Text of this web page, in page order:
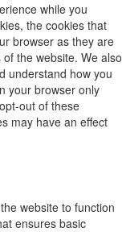
while you
the cookies that
browser as they are
the website. We also
understand how you
your browser only
out of these
may have an effect
website to function
ensures basic